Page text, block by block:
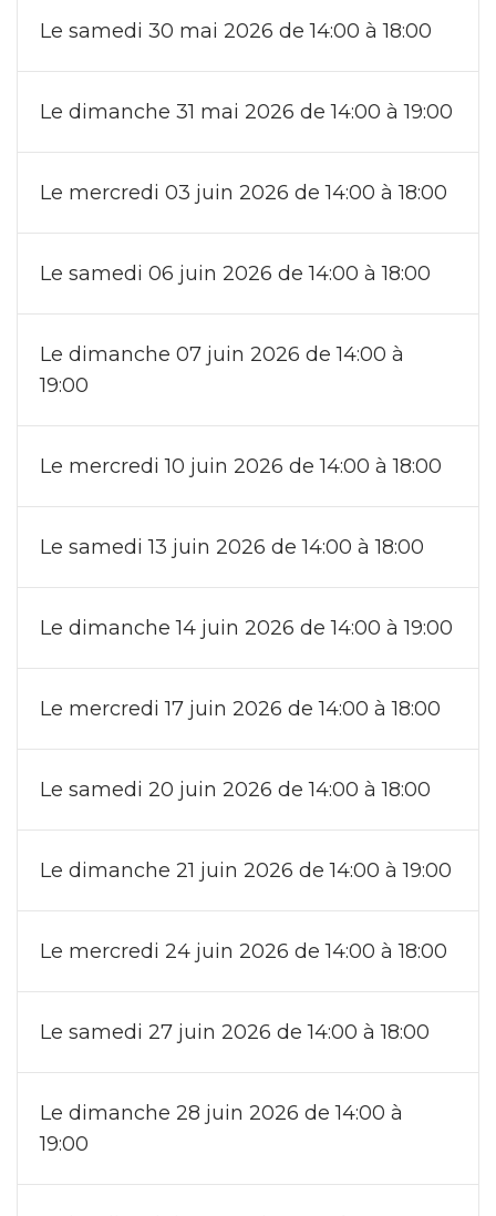
Le samedi 30 mai 2026 de 14:00 à 18:00
Le dimanche 31 mai 2026 de 14:00 à 19:00
Le mercredi 03 juin 2026 de 14:00 à 18:00
Le samedi 06 juin 2026 de 14:00 à 18:00
Le dimanche 07 juin 2026 de 14:00 à
19:00
Le mercredi 10 juin 2026 de 14:00 à 18:00
Le samedi 13 juin 2026 de 14:00 à 18:00
Le dimanche 14 juin 2026 de 14:00 à 19:00
Le mercredi 17 juin 2026 de 14:00 à 18:00
Le samedi 20 juin 2026 de 14:00 à 18:00
Le dimanche 21 juin 2026 de 14:00 à 19:00
Le mercredi 24 juin 2026 de 14:00 à 18:00
Le samedi 27 juin 2026 de 14:00 à 18:00
Le dimanche 28 juin 2026 de 14:00 à
19:00